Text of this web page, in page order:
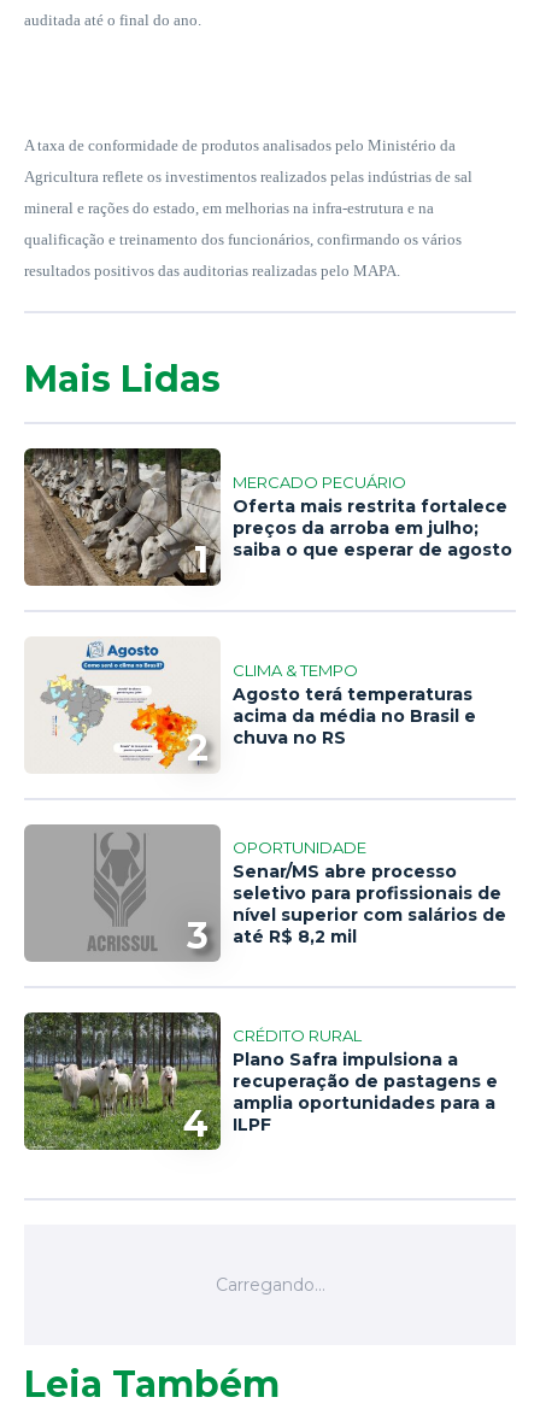
auditada até o final do ano.
A taxa de conformidade de produtos analisados pelo Ministério da
Agricultura reflete os investimentos realizados pelas indústrias de sal
mineral e rações do estado, em melhorias na infra-estrutura e na
qualificação e treinamento dos funcionários, confirmando os vários
resultados positivos das auditorias realizadas pelo MAPA.
Mais Lidas
1
MERCADO PECUÁRIO
Oferta mais restrita fortalece
preços da arroba em julho;
saiba o que esperar de agosto
2
CLIMA & TEMPO
Agosto terá temperaturas
acima da média no Brasil e
chuva no RS
3
OPORTUNIDADE
Senar/MS abre processo
seletivo para profissionais de
nível superior com salários de
até R$ 8,2 mil
4
CRÉDITO RURAL
Plano Safra impulsiona a
recuperação de pastagens e
amplia oportunidades para a
ILPF
Leia Também